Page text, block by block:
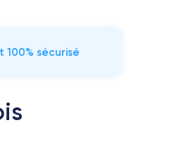
100% sécurisé